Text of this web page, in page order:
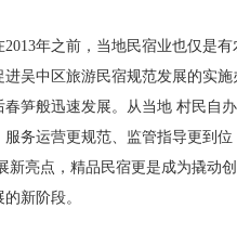
2013年之前，当地民宿业也仅是
进吴中区旅游民宿规范发展的实
春笋般迅速发展。从当地 村民自
服务运营更规范、监管指导更到
新亮点，精品民宿更是成为撬动
新阶段。